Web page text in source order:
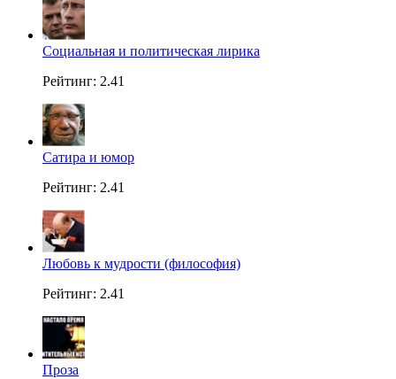
Социальная и политическая лирика
Рейтинг: 2.41
Сатира и юмор
Рейтинг: 2.41
Любовь к мудрости (философия)
Рейтинг: 2.41
Проза